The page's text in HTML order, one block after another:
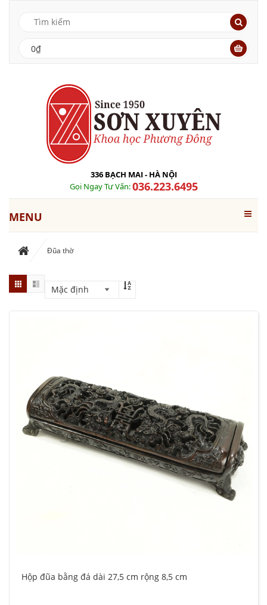
0₫
336 BẠCH MAI - HÀ NỘI
Gọi Ngay Tư Vấn:036.223.6495
MENU
Đũa thờ
Hộp đũa bằng đá dài 27,5 cm rộng 8,5 cm